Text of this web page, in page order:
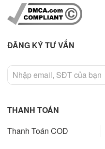
ĐĂNG KÝ TƯ VẤN
THANH TOÁN
Thanh Toán COD